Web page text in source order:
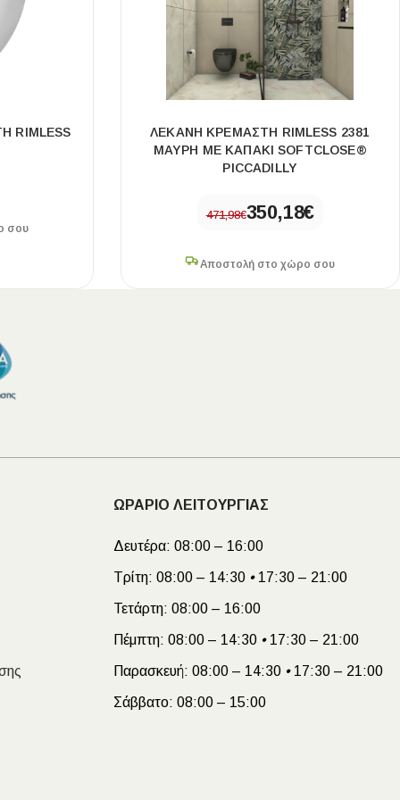
RIMLESS
σου
ΛΕΚΑΝΗ ΚΡΕΜΑΣΤΗ RIMLESS 2381
ΜΑΥΡΗ ΜΕ ΚΑΠΑΚΙ SOFTCLOSE®
PICCADILLY
471,98€350,18€
Αποστολή στο χώρο σου
ΩΡΑΡΙΟ ΛΕΙΤΟΥΡΓΙΑΣ
Δευτέρα: 08:00 – 16:00
Τρίτη: 08:00 – 14:30 •17:30 – 21:00
Τετάρτη: 08:00 – 16:00
Πέμπτη: 08:00 – 14:30 •17:30 – 21:00
Παρασκευή: 08:00 – 14:30 •17:30 – 21:00
Σάββατο: 08:00 – 15:00